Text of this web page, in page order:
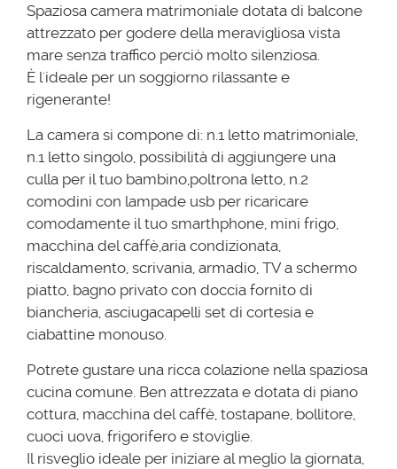
Spaziosa camera matrimoniale dotata di balcone
attrezzato per godere della meravigliosa vista
mare senza traffico perciò molto silenziosa.
È l'ideale per un soggiorno rilassante e
rigenerante!
La camera si compone di: n.1 letto matrimoniale,
n.1 letto singolo, possibilità di aggiungere una
culla per il tuo bambino,poltrona letto, n.2
comodini con lampade usb per ricaricare
comodamente il tuo smarthphone, mini frigo,
macchina del caffè,aria condizionata,
riscaldamento, scrivania, armadio, TV a schermo
piatto, bagno privato con doccia fornito di
biancheria, asciugacapelli set di cortesia e
ciabattine monouso.
Potrete gustare una ricca colazione nella spaziosa
cucina comune. Ben attrezzata e dotata di piano
cottura, macchina del caffè, tostapane, bollitore,
cuoci uova, frigorifero e stoviglie.
Il risveglio ideale per iniziare al meglio la giornata,